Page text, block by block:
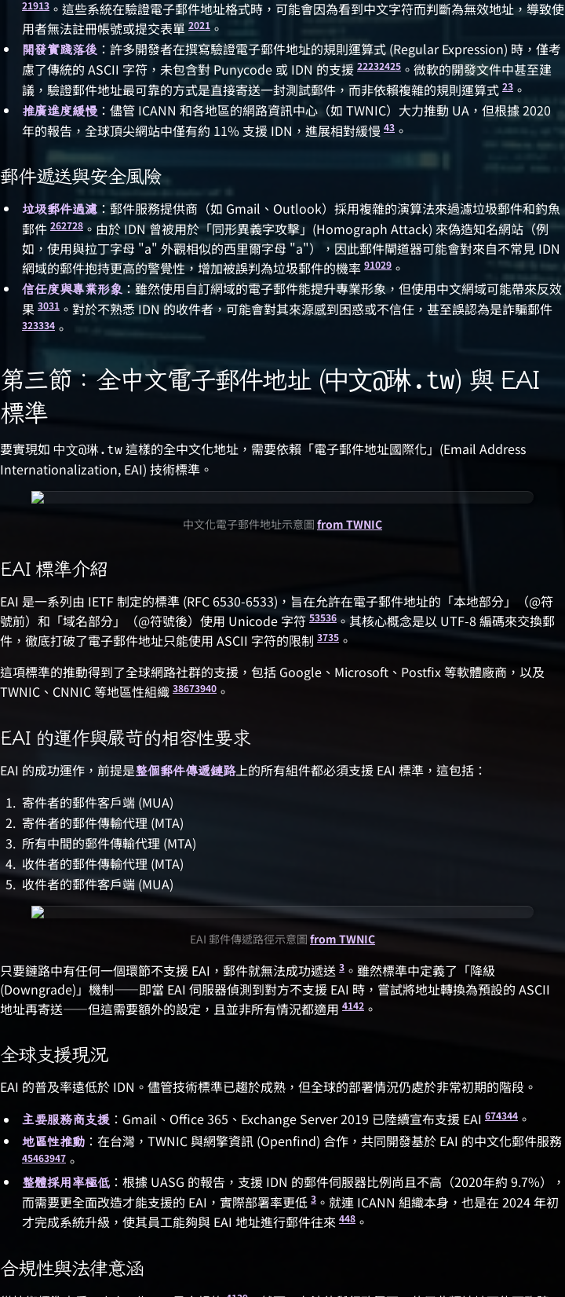
21913 。這些系統在驗證電子郵件地址格式時，可能會因為看到中文字符而判斷為無效地址，導致使
用者無法註冊帳號或提交表單 2021 。
開發實踐落後 ：許多開發者在撰寫驗證電子郵件地址的規則運算式 (Regular Expression) 時，僅考
慮了傳統的 ASCII 字符，未包含對 Punycode 或 IDN 的支援 22232425 。微軟的開發文件中甚至建
議，驗證郵件地址最可靠的方式是直接寄送一封測試郵件，而非依賴複雜的規則運算式 23 。
推廣進度緩慢 ：儘管 ICANN 和各地區的網路資訊中心（如 TWNIC）大力推動 UA，但根據 2020
年的報告，全球頂尖網站中僅有約 11% 支援 IDN，進展相對緩慢 43 。
郵件遞送與安全風險
垃圾郵件過濾 ：郵件服務提供商（如 Gmail、Outlook）採用複雜的演算法來過濾垃圾郵件和釣魚
郵件 262728 。由於 IDN 曾被用於「同形異義字攻擊」(Homograph Attack) 來偽造知名網站（例
如，使用與拉丁字母 "a" 外觀相似的西里爾字母 "а"），因此郵件閘道器可能會對來自不常見 IDN
網域的郵件抱持更高的警覺性，增加被誤判為垃圾郵件的機率 91029 。
信任度與專業形象 ：雖然使用自訂網域的電子郵件能提升專業形象，但使用中文網域可能帶來反效
果 3031 。對於不熟悉 IDN 的收件者，可能會對其來源感到困惑或不信任，甚至誤認為是詐騙郵件
323334 。
第三節：全中文電子郵件地址 (中文@琳.tw) 與 EAI
標準
要實現如 中文@琳.tw 這樣的全中文化地址，需要依賴「電子郵件地址國際化」(Email Address
Internationalization, EAI) 技術標準。
中文化電子郵件地址示意圖 from TWNIC
EAI 標準介紹
EAI 是一系列由 IETF 制定的標準 (RFC 6530-6533)，旨在允許在電子郵件地址的「本地部分」（@符
號前）和「域名部分」（@符號後）使用 Unicode 字符53536 。其核心概念是以 UTF-8 編碼來交換郵
件，徹底打破了電子郵件地址只能使用 ASCII 字符的限制 3735 。
這項標準的推動得到了全球網路社群的支援，包括 Google、Microsoft、Postfix 等軟體廠商，以及
TWNIC、CNNIC 等地區性組織 38673940 。
EAI 的運作與嚴苛的相容性要求
EAI 的成功運作，前提是整個郵件傳遞鏈路上的所有組件都必須支援 EAI 標準，這包括：
寄件者的郵件客戶端 (MUA)
寄件者的郵件傳輸代理 (MTA)
所有中間的郵件傳輸代理 (MTA)
收件者的郵件傳輸代理 (MTA)
收件者的郵件客戶端 (MUA)
EAI 郵件傳遞路徑示意圖 from TWNIC
只要鏈路中有任何一個環節不支援 EAI，郵件就無法成功遞送 3 。雖然標準中定義了「降級
(Downgrade)」機制——即當 EAI 伺服器偵測到對方不支援 EAI 時，嘗試將地址轉換為預設的 ASCII
地址再寄送——但這需要額外的設定，且並非所有情況都適用 4142 。
全球支援現況
EAI 的普及率遠低於 IDN。儘管技術標準已趨於成熟，但全球的部署情況仍處於非常初期的階段。
主要服務商支援 ：Gmail、Office 365、Exchange Server 2019 已陸續宣布支援 EAI 674344 。
地區性推動 ：在台灣，TWNIC 與網擎資訊 (Openfind) 合作，共同開發基於 EAI 的中文化郵件服務
45463947 。
整體採用率極低 ：根據 UASG 的報告，支援 IDN 的郵件伺服器比例尚且不高（2020年約 9.7%），
而需要更全面改造才能支援的 EAI，實際部署率更低 3 。就連 ICANN 組織本身，也是在 2024 年初
才完成系統升級，使其員工能夠與 EAI 地址進行郵件往來 448 。
合規性與法律意涵